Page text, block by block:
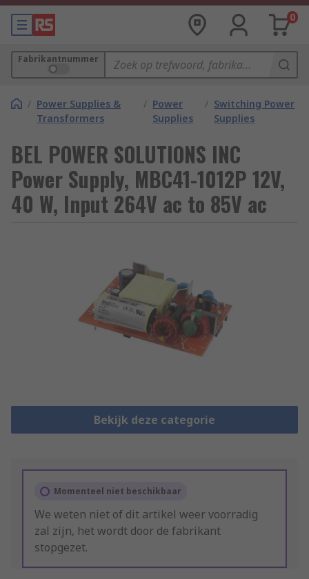
0
Fabrikantnummer
/ Power Supplies &
Transformers
/ Power
Supplies
/ Switching Power
Supplies
BEL POWER SOLUTIONS INC
Power Supply, MBC41-1012P 12V,
40 W, Input 264V ac to 85V ac
Bekijk deze categorie
Momenteel niet beschikbaar
We weten niet of dit artikel weer voorradig
zal zijn, het wordt door de fabrikant
stopgezet.